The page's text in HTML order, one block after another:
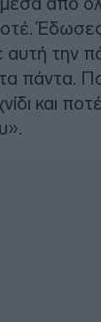
αυτή την
πάντα.
και